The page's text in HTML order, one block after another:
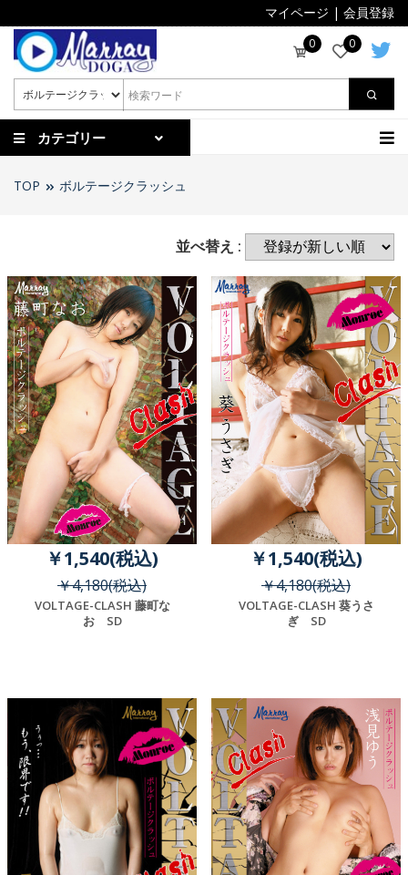
マイページ | 会員登録
0 0
カテゴリー
TOP ボルテージクラッシュ
並べ替え :
￥1,540(税込)
￥4,180(税込)
VOLTAGE-CLASH 藤町な
お SD
￥1,540(税込)
￥4,180(税込)
VOLTAGE-CLASH 葵うさ
ぎ SD